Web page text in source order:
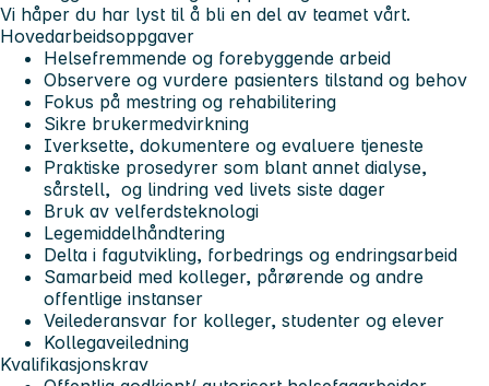
Vi håper du har lyst til å bli en del av teamet vårt.
Hovedarbeidsoppgaver
Helsefremmende og forebyggende arbeid
Observere og vurdere pasienters tilstand og behov
Fokus på mestring og rehabilitering
Sikre brukermedvirkning
Iverksette, dokumentere og evaluere tjeneste
Praktiske prosedyrer som blant annet dialyse,
sårstell, og lindring ved livets siste dager
Bruk av velferdsteknologi
Legemiddelhåndtering
Delta i fagutvikling, forbedrings og endringsarbeid
Samarbeid med kolleger, pårørende og andre
offentlige instanser
Veilederansvar for kolleger, studenter og elever
Kollegaveiledning
Kvalifikasjonskrav